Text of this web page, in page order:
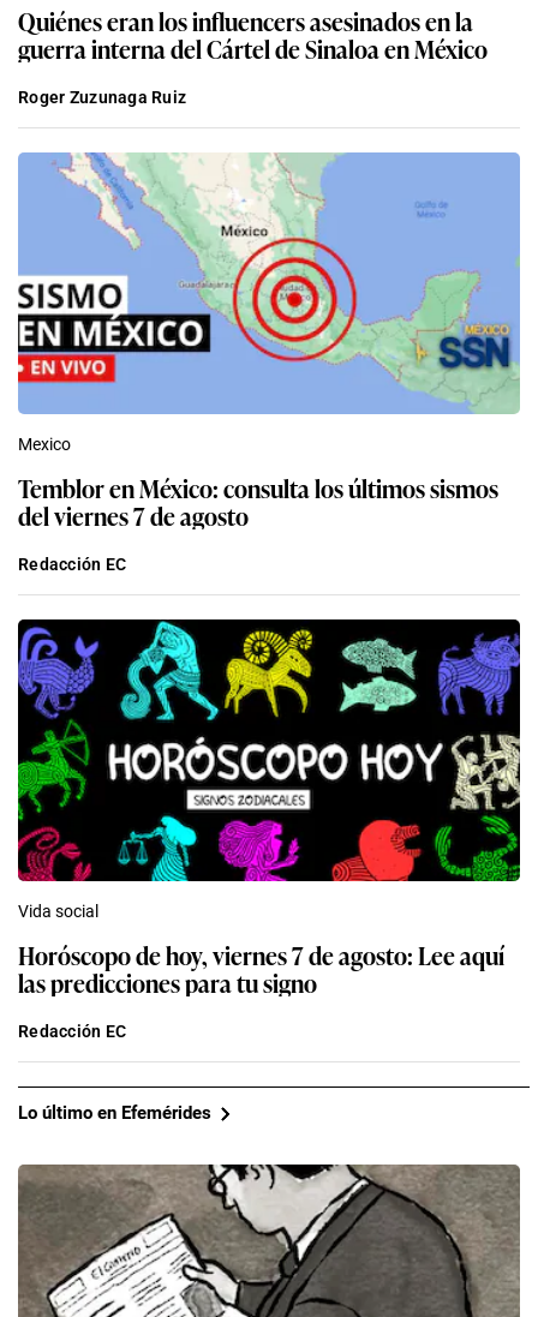
Quiénes eran los influencers asesinados en la
guerra interna del Cártel de Sinaloa en México
Roger Zuzunaga Ruiz
Mexico
Temblor en México: consulta los últimos sismos
del viernes 7 de agosto
Redacción EC
Vida social
Horóscopo de hoy, viernes 7 de agosto: Lee aquí
las predicciones para tu signo
Redacción EC
Lo último en Efemérides